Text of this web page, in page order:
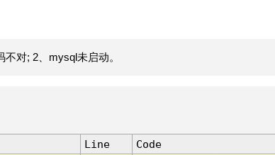
对; 2、mysql未启动。
Line
Code